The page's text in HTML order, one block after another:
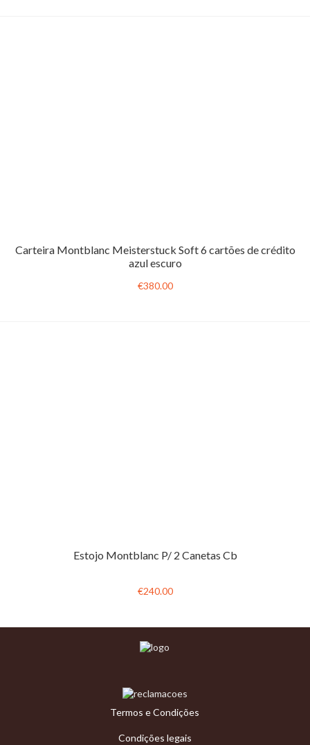
Carteira Montblanc Meisterstuck Soft 6 cartões de crédito
azul escuro
€380.00
Estojo Montblanc P/ 2 Canetas Cb
€240.00
Termos e Condições
Condições legais